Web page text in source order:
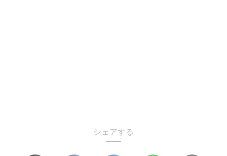
シェアする